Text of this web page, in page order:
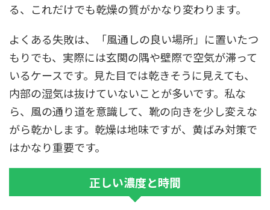
る、これだけでも乾燥の質がかなり変わります。
よくある失敗は、「風通しの良い場所」に置いたつ
もりでも、実際には玄関の隅や壁際で空気が滞って
いるケースです。見た目では乾きそうに見えても、
内部の湿気は抜けていないことが多いです。私な
ら、風の通り道を意識して、靴の向きを少し変えな
がら乾かします。乾燥は地味ですが、黄ばみ対策で
はかなり重要です。
正しい濃度と時間